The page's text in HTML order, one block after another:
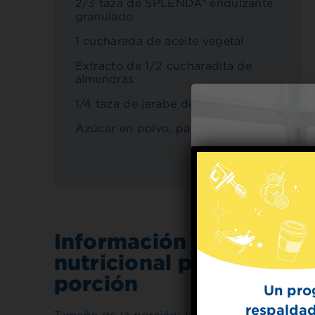
2/3 taza de SPLENDA® endulzante
granulado
1 cucharada de aceite vegetal
Extracto de 1/2 cucharadita de
almendras
1/4 taza de jarabe de maíz ligero
Azúcar en polvo, para el acabado
Información
nutricional por
porción
Un